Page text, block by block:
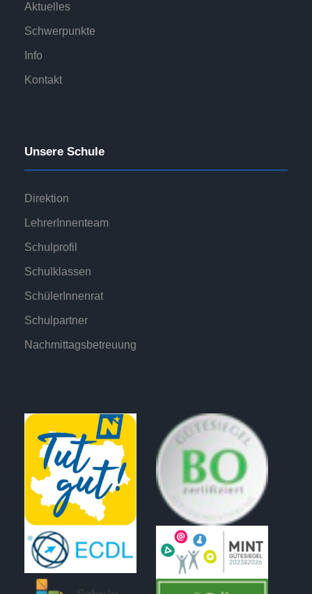
Aktuelles
Schwerpunkte
Info
Kontakt
Unsere Schule
Direktion
LehrerInnenteam
Schulprofil
Schulklassen
SchülerInnenrat
Schulpartner
Nachmittagsbetreuung